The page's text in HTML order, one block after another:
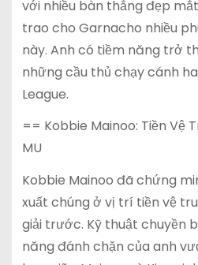
với nhiều bàn thắng đẹp
trao cho Garnacho nhiều
này. Anh có tiềm năng trở
những cầu thủ chạy cánh
League.
== Kobbie Mainoo: Tiền Vệ
MU
Kobbie Mainoo đã chứng
xuất chúng ở vị trí tiền vệ
giải trước. Kỹ thuật chuyền
năng đánh chặn của anh